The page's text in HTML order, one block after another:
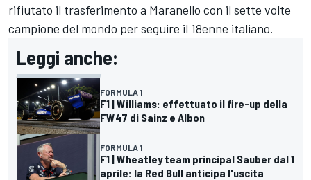
rifiutato il trasferimento a Maranello con il sette volte
campione del mondo per seguire il 18enne italiano.
Leggi anche:
FORMULA 1
F1 | Williams: effettuato il fire-up della
FW47 di Sainz e Albon
FORMULA 1
F1 | Wheatley team principal Sauber dal 1
aprile: la Red Bull anticipa l'uscita